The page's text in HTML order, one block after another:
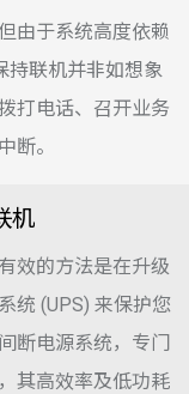
由于系统高度依赖
持联机并非如想象
打电话、召开业务
断。
机
效的方法是在升级
统 (UPS) 来保护您
断电源系统，专门
其高效率及低功耗